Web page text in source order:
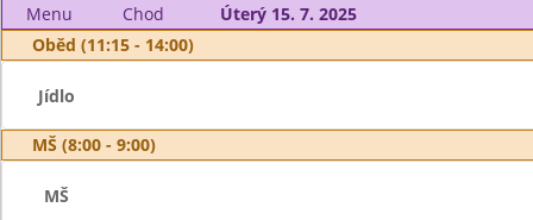
Menu Chod
Úterý 15. 7. 2025
Oběd (11:15 - 14:00)
Jídlo
MŠ (8:00 - 9:00)
MŠ